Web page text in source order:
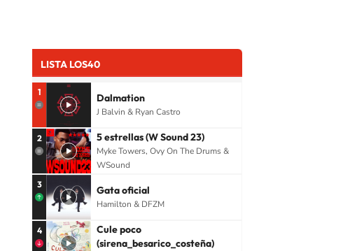
LISTA LOS40
1 Dalmation
J Balvin & Ryan Castro
2 5 estrellas (W Sound 23)
Myke Towers, Ovy On The Drums &
WSound
3 Gata oficial
Hamilton & DFZM
4
Cule poco
(sirena_besarico_costeña)